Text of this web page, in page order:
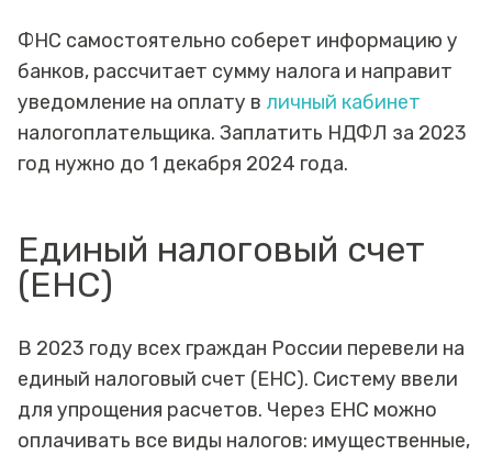
ФНС самостоятельно соберет информацию у
банков, рассчитает сумму налога и направит
уведомление на оплату в личный кабинет
налогоплательщика. Заплатить НДФЛ за 2023
год нужно до 1 декабря 2024 года.
Единый налоговый счет
(ЕНС)
В 2023 году всех граждан России перевели на
единый налоговый счет (ЕНС). Систему ввели
для упрощения расчетов. Через ЕНС можно
оплачивать все виды налогов: имущественные,